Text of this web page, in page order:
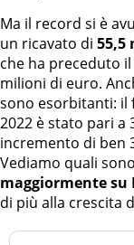
Ma il record si è
un ricavato di 55,5
che ha preceduto
milioni di euro.
sono esorbitanti:
2022 è stato pari a
incremento di ben
Vediamo quali sono
maggiormente
di più alla crescita